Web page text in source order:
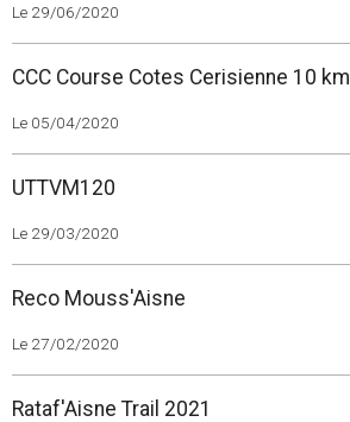
Le 29/06/2020
CCC Course Cotes Cerisienne 10 km
Le 05/04/2020
UTTVM120
Le 29/03/2020
Reco Mouss'Aisne
Le 27/02/2020
Rataf'Aisne Trail 2021